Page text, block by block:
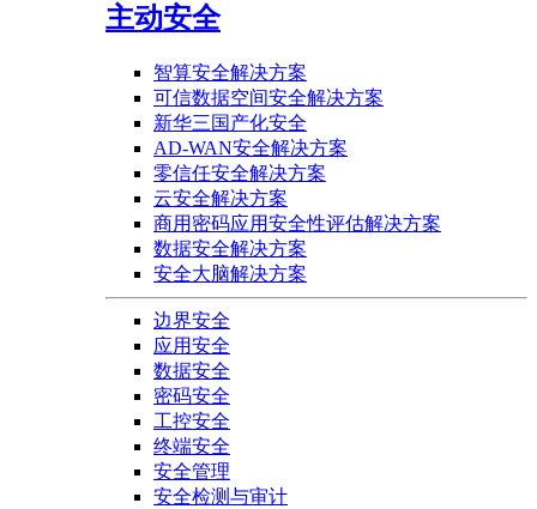
主动安全
智算安全解决方案
可信数据空间安全解决方案
新华三国产化安全
AD-WAN安全解决方案
零信任安全解决方案
云安全解决方案
商用密码应用安全性评估解决方案
数据安全解决方案
安全大脑解决方案
边界安全
应用安全
数据安全
密码安全
工控安全
终端安全
安全管理
安全检测与审计